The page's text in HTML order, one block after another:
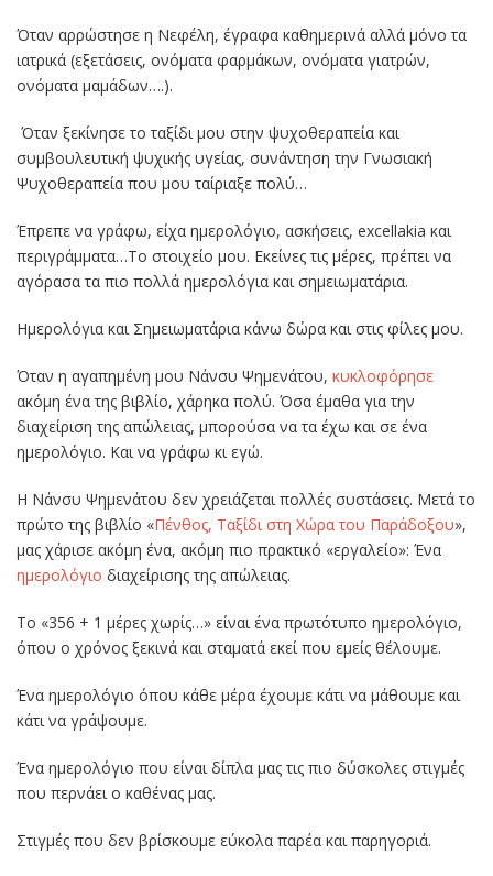
Όταν αρρώστησε η Νεφέλη, έγραφα καθημερινά αλλά μόνο τα
ιατρικά (εξετάσεις, ονόματα φαρμάκων, ονόματα γιατρών,
ονόματα μαμάδων….).
Όταν ξεκίνησε το ταξίδι μου στην ψυχοθεραπεία και
συμβουλευτική ψυχικής υγείας, συνάντηση την Γνωσιακή
Ψυχοθεραπεία που μου ταίριαξε πολύ…
Έπρεπε να γράφω, είχα ημερολόγιο, ασκήσεις, excellakia και
περιγράμματα…Το στοιχείο μου. Εκείνες τις μέρες, πρέπει να
αγόρασα τα πιο πολλά ημερολόγια και σημειωματάρια.
Ημερολόγια και Σημειωματάρια κάνω δώρα και στις φίλες μου.
Όταν η αγαπημένη μου Νάνσυ Ψημενάτου, κυκλοφόρησε
ακόμη ένα της βιβλίο, χάρηκα πολύ. Όσα έμαθα για την
διαχείριση της απώλειας, μπορούσα να τα έχω και σε ένα
ημερολόγιο. Και να γράφω κι εγώ.
Η Νάνσυ Ψημενάτου δεν χρειάζεται πολλές συστάσεις. Μετά το
πρώτο της βιβλίο «Πένθος, Ταξίδι στη Χώρα του Παράδοξου»,
μας χάρισε ακόμη ένα, ακόμη πιο πρακτικό «εργαλείο»: Ένα
ημερολόγιο διαχείρισης της απώλειας.
Το «356 + 1 μέρες χωρίς…» είναι ένα πρωτότυπο ημερολόγιο,
όπου ο χρόνος ξεκινά και σταματά εκεί που εμείς θέλουμε.
Ένα ημερολόγιο όπου κάθε μέρα έχουμε κάτι να μάθουμε και
κάτι να γράψουμε.
Ένα ημερολόγιο που είναι δίπλα μας τις πιο δύσκολες στιγμές
που περνάει ο καθένας μας.
Στιγμές που δεν βρίσκουμε εύκολα παρέα και παρηγοριά.